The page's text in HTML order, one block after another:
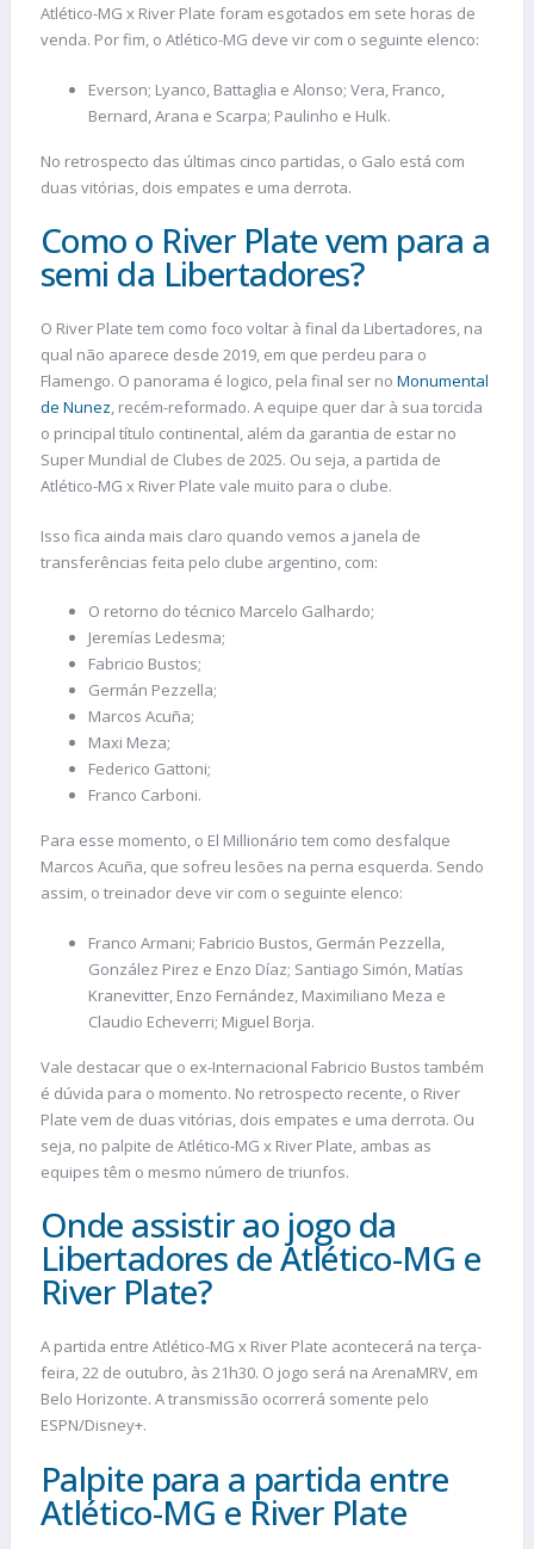
Atlético-MG x River Plate foram esgotados em sete horas de
venda. Por fim, o Atlético-MG deve vir com o seguinte elenco:
Everson; Lyanco, Battaglia e Alonso; Vera, Franco,
Bernard, Arana e Scarpa; Paulinho e Hulk.
No retrospecto das últimas cinco partidas, o Galo está com
duas vitórias, dois empates e uma derrota.
Como o River Plate vem para a
semi da Libertadores?
O River Plate tem como foco voltar à final da Libertadores, na
qual não aparece desde 2019, em que perdeu para o
Flamengo. O panorama é logico, pela final ser no Monumental
de Nunez, recém-reformado. A equipe quer dar à sua torcida
o principal título continental, além da garantia de estar no
Super Mundial de Clubes de 2025. Ou seja, a partida de
Atlético-MG x River Plate vale muito para o clube.
Isso fica ainda mais claro quando vemos a janela de
transferências feita pelo clube argentino, com:
O retorno do técnico Marcelo Galhardo;
Jeremías Ledesma;
Fabricio Bustos;
Germán Pezzella;
Marcos Acuña;
Maxi Meza;
Federico Gattoni;
Franco Carboni.
Para esse momento, o El Millionário tem como desfalque
Marcos Acuña, que sofreu lesões na perna esquerda. Sendo
assim, o treinador deve vir com o seguinte elenco:
Franco Armani; Fabricio Bustos, Germán Pezzella,
González Pirez e Enzo Díaz; Santiago Simón, Matías
Kranevitter, Enzo Fernández, Maximiliano Meza e
Claudio Echeverri; Miguel Borja.
Vale destacar que o ex-Internacional Fabricio Bustos também
é dúvida para o momento. No retrospecto recente, o River
Plate vem de duas vitórias, dois empates e uma derrota. Ou
seja, no palpite de Atlético-MG x River Plate, ambas as
equipes têm o mesmo número de triunfos.
Onde assistir ao jogo da
Libertadores de Atlético-MG e
River Plate?
A partida entre Atlético-MG x River Plate acontecerá na terça-
feira, 22 de outubro, às 21h30. O jogo será na ArenaMRV, em
Belo Horizonte. A transmissão ocorrerá somente pelo
ESPN/Disney+.
Palpite para a partida entre
Atlético-MG e River Plate